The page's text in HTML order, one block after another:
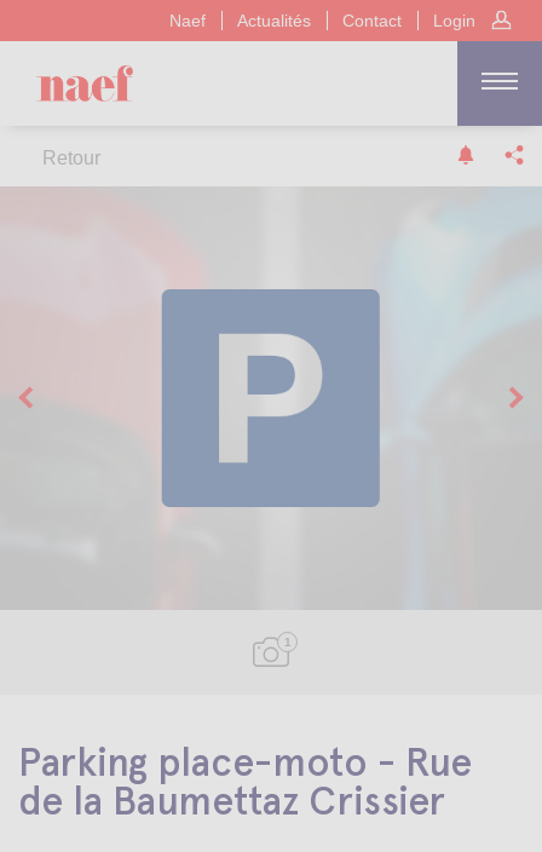
Naef Actualités Contact Login
Retour
1
Parking place-moto - Rue
de la Baumettaz Crissier